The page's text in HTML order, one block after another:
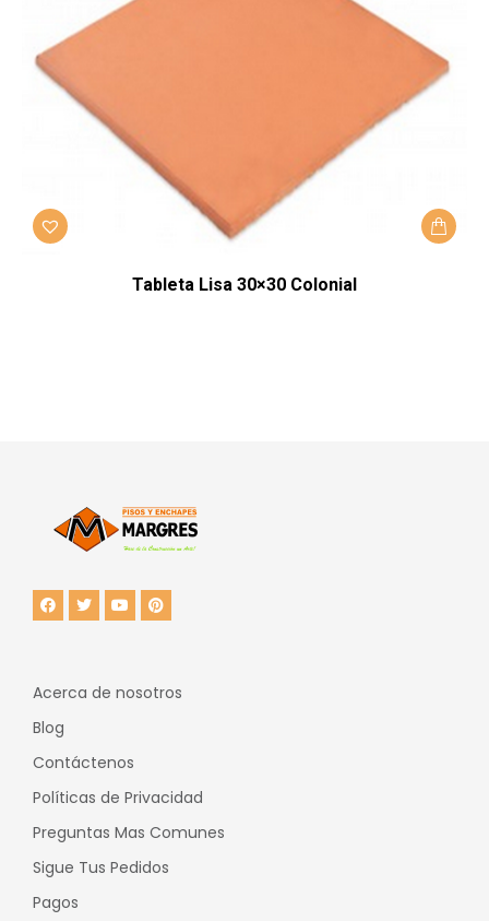
Tableta Lisa 30×30 Colonial
Acerca de nosotros
Blog
Contáctenos
Políticas de Privacidad
Preguntas Mas Comunes
Sigue Tus Pedidos
Pagos